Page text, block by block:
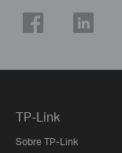
TP-Link
Sobre TP-Link